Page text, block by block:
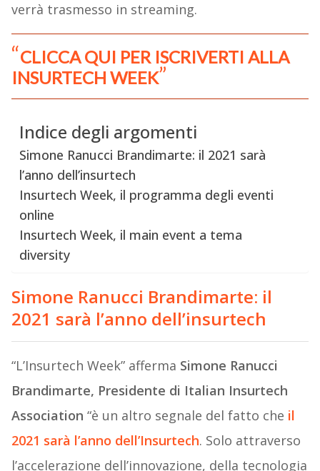
verrà trasmesso in streaming.
CLICCA QUI PER ISCRIVERTI ALLA
INSURTECH WEEK
Indice degli argomenti
Simone Ranucci Brandimarte: il 2021 sarà
l’anno dell’insurtech
Insurtech Week, il programma degli eventi
online
Insurtech Week, il main event a tema
diversity
Simone Ranucci Brandimarte: il
2021 sarà l’anno dell’insurtech
“L’Insurtech Week” afferma Simone Ranucci
Brandimarte, Presidente di Italian Insurtech
Association “è un altro segnale del fatto che il
2021 sarà l’anno dell’Insurtech. Solo attraverso
l’accelerazione dell’innovazione, della tecnologia